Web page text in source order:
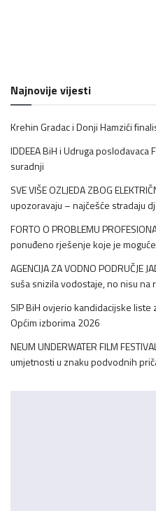
Najnovije vijesti
Krehin Gradac i Donji Hamzići
IDDEEA BiH i Udruga
suradnji
SVE VIŠE OZLJEDA ZBOG
upozoravaju – najčešće stradaju
FORTO O PROBLEMU
ponuđeno rješenje koje je
AGENCIJA ZA VODNO PODRUČJE
suša snizila vodostaje, no nisu
SIP BiH ovjerio kandidacijske
Općim izborima 2026
NEUM UNDERWATER FILM
umjetnosti u znaku podvodnih